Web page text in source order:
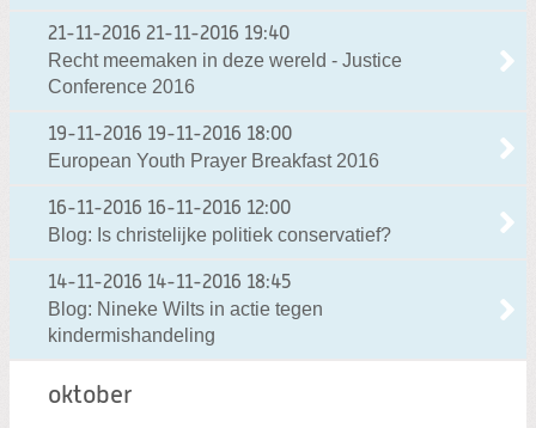
21-11-2016 21-11-2016 19:40
Recht meemaken in deze wereld - Justice
Conference 2016
19-11-2016 19-11-2016 18:00
European Youth Prayer Breakfast 2016
16-11-2016 16-11-2016 12:00
Blog: Is christelijke politiek conservatief?
14-11-2016 14-11-2016 18:45
Blog: Nineke Wilts in actie tegen
kindermishandeling
oktober